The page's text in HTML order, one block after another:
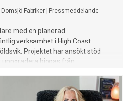
Domsjö Fabriker Pressmeddelande
med en planerad
verksamhet i High Coast
Projektet har ansökt stöd
biogas från
Målet är att anläggningen
kvartalet 2028.